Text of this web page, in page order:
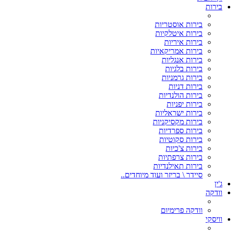
בירות
בירות אוסטריות
בירות איטלקיות
בירות איריות
בירות אמריקאיות
בירות אנגליות
בירות בלגיות
בירות גרמניות
בירות דניות
בירות הולנדיות
בירות יפניות
בירות ישראליות
בירות מקסיקניות
בירות ספרדיות
בירות סקוטיות
בירות צ'כיות
בירות צרפתיות
בירות תאילנדיות
סיידר \ בריזר ועוד מיוחדים..
ג'ין
וודקה
וודקה פרימיום
וויסקי